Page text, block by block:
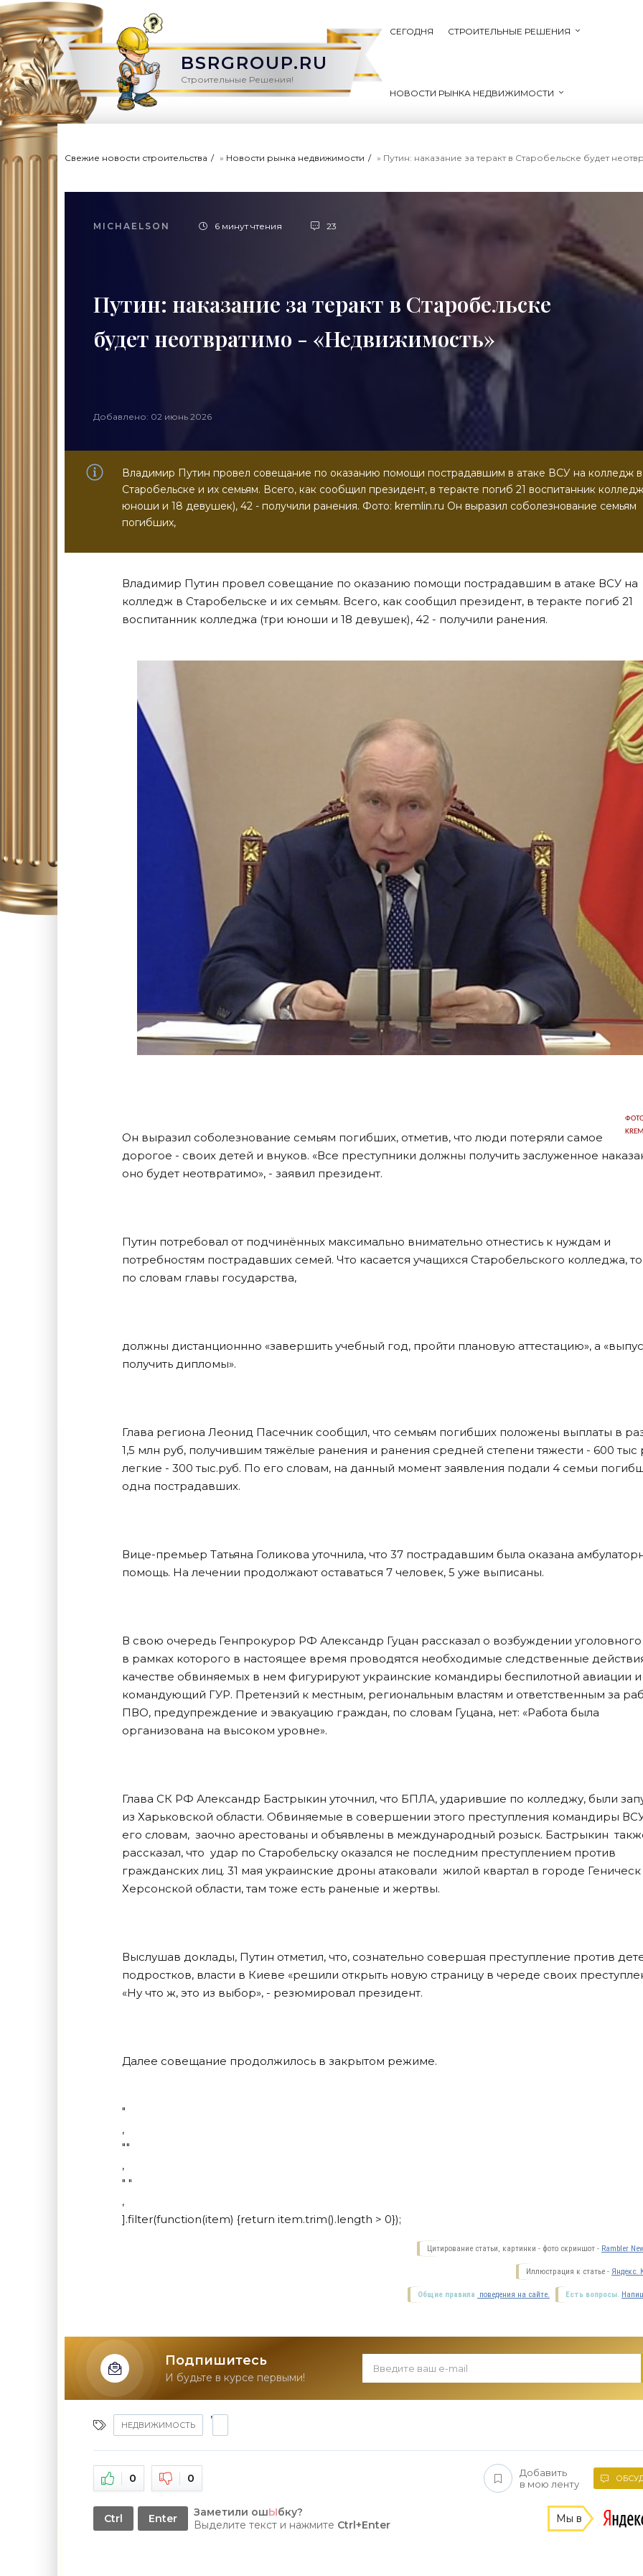
BSRGROUP.RU
Строительные Решения!
СЕГОДНЯ СТРОИТЕЛЬНЫЕ РЕШЕНИЯ
НОВОСТИ РЫНКА НЕДВИЖИМОСТИ
Свежие новости строительства » Новости рынка недвижимости » Путин: наказание за теракт в Старобельске будет
MICHAELSON 6 минут чтения 23
Путин: наказание за теракт в Старобельске
будет неотвратимо - «Недвижимость»
Добавлено: 02 июнь 2026
Владимир Путин провел совещание по оказанию помощи пострадавшим в атаке ВСУ на колледж в
Старобельске и их семьям. Всего, как сообщил президент, в теракте погиб 21 воспитанник
юноши и 18 девушек), 42 - получили ранения. Фото: kremlin.ru Он выразил соболезнование семьям
погибших,
Владимир Путин провел совещание по оказанию помощи пострадавшим в атаке ВСУ на
колледж в Старобельске и их семьям. Всего, как сообщил президент, в теракте погиб 21
воспитанник колледжа (три юноши и 18 девушек), 42 - получили ранения.
Он выразил соболезнование семьям погибших, отметив, что люди потеряли самое
дорогое - своих детей и внуков. «Все преступники должны получить заслуженное
оно будет неотвратимо», - заявил президент.
Путин потребовал от подчинённых максимально внимательно отнестись к нуждам и
потребностям пострадавших семей. Что касается учащихся Старобельского колледжа,
по словам главы государства,
должны дистанционнно «завершить учебный год, пройти плановую аттестацию», а
получить дипломы».
Глава региона Леонид Пасечник сообщил, что семьям погибших положены выплаты в
1,5 млн руб, получившим тяжёлые ранения и ранения средней степени тяжести - 600 тыс
легкие - 300 тыс.руб. По его словам, на данный момент заявления подали 4 семьи
одна пострадавших.
Вице-премьер Татьяна Голикова уточнила, что 37 пострадавшим была оказана
помощь. На лечении продолжают оставаться 7 человек, 5 уже выписаны.
В свою очередь Генпрокурор РФ Александр Гуцан рассказал о возбуждении уголовного
в рамках которого в настоящее время проводятся необходимые следственные
качестве обвиняемых в нем фигурируют украинские командиры беспилотной авиации и
командующий ГУР. Претензий к местным, региональным властям и ответственным за
ПВО, предупреждение и эвакуацию граждан, по словам Гуцана, нет: «Работа была
организована на высоком уровне».
Глава СК РФ Александр Бастрыкин уточнил, что БПЛА, ударившие по колледжу, были
из Харьковской области. Обвиняемые в совершении этого преступления командиры
его словам, заочно арестованы и объявлены в международный розыск. Бастрыкин
рассказал, что удар по Старобельску оказался не последним преступлением против
гражданских лиц. 31 мая украинские дроны атаковали жилой квартал в городе Геническ
Херсонской области, там тоже есть раненые и жертвы.
Выслушав доклады, Путин отметил, что, сознательно совершая преступление против
подростков, власти в Киеве «решили открыть новую страницу в череде своих
«Ну что ж, это из выбор», - резюмировал президент.
Далее совещание продолжилось в закрытом режиме.
"
,
""
,
" "
,
].filter(function(item) {return item.trim().length > 0});
Цитирование статьи, картинки - фото скриншот - Rambler
Иллюстрация к статье - Яндекс.
Есть вопросы.
Общие правила поведения на сайте.
Подпишитесь
И будьте в курсе первыми!
НЕДВИЖИМОСТЬ
,
0 0
Добавить
в мою ленту
Ctrl Enter Заметили ошЫбку?
Выделите текст и нажмите Ctrl+Enter Мы в